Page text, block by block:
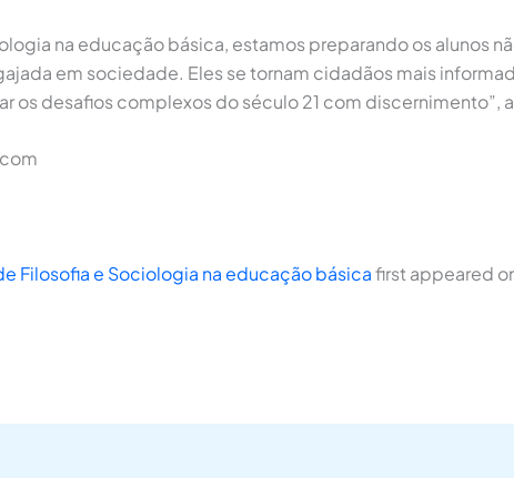
na educação básica, estamos preparando os alunos
em sociedade. Eles se tornam cidadãos mais
os desafios complexos do século 21 com discernimento”,
Filosofia e Sociologia na educação básicafirst appeared